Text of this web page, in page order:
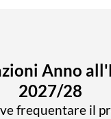
Anno
2027/28
frequentare il